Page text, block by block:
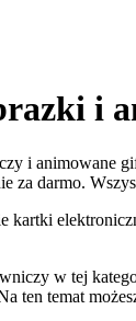
i
i
darmo.
w tej
ten temat